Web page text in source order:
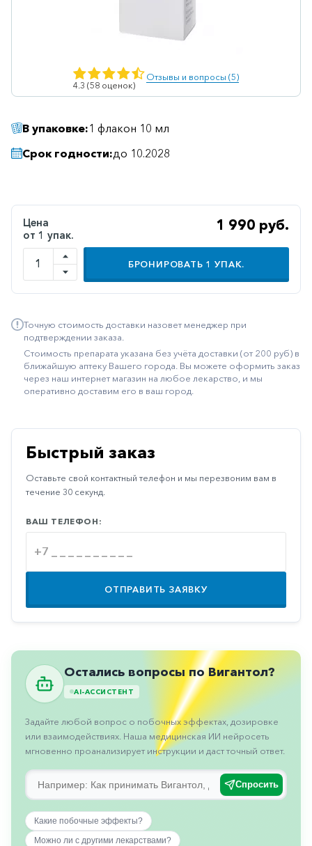
Гематологические
Гинекология
Гомеопатические
Диабетические
Желудочно-
кишечные
Иммуностимуляторы
Климактерические
Метаболизм
средства
Неврологические
Офтальмология
Паркинсон
Противовирусные
Противоопухолевые
Противоподагрические
Противорвотные
Противоэпилептические
Прочее
Сердечные
4.3 (58 оценок)
Отзывы и вопросы (5)
В упаковке:1 флакон 10 мл
Срок годности:до 10.2028
Цена
от 1 упак.
1 990 руб.
БРОНИРОВАТЬ 1 УПАК.
Точную стоимость доставки назовет менеджер при
подтверждении заказа.
Стоимость препарата указана без учёта доставки (от 200 руб) в
ближайшую аптеку Вашего города. Вы можете оформить заказ
через наш интернет магазин на любое лекарство, и мы
оперативно доставим его в ваш город.
Быстрый заказ
Оставьте свой контактный телефон и мы перезвоним вам в
течение 30 секунд.
ВАШ ТЕЛЕФОН:
ОТПРАВИТЬ ЗАЯВКУ
Остались вопросы по Вигантол?
AI-АССИСТЕНТ
Задайте любой вопрос о побочных эффектах, дозировке
или взаимодействиях. Наша медицинская ИИ нейросеть
мгновенно проанализирует инструкции и даст точный ответ.
Спросить
Какие побочные эффекты?
Можно ли с другими лекарствами?